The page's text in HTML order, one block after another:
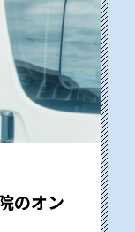
のオン